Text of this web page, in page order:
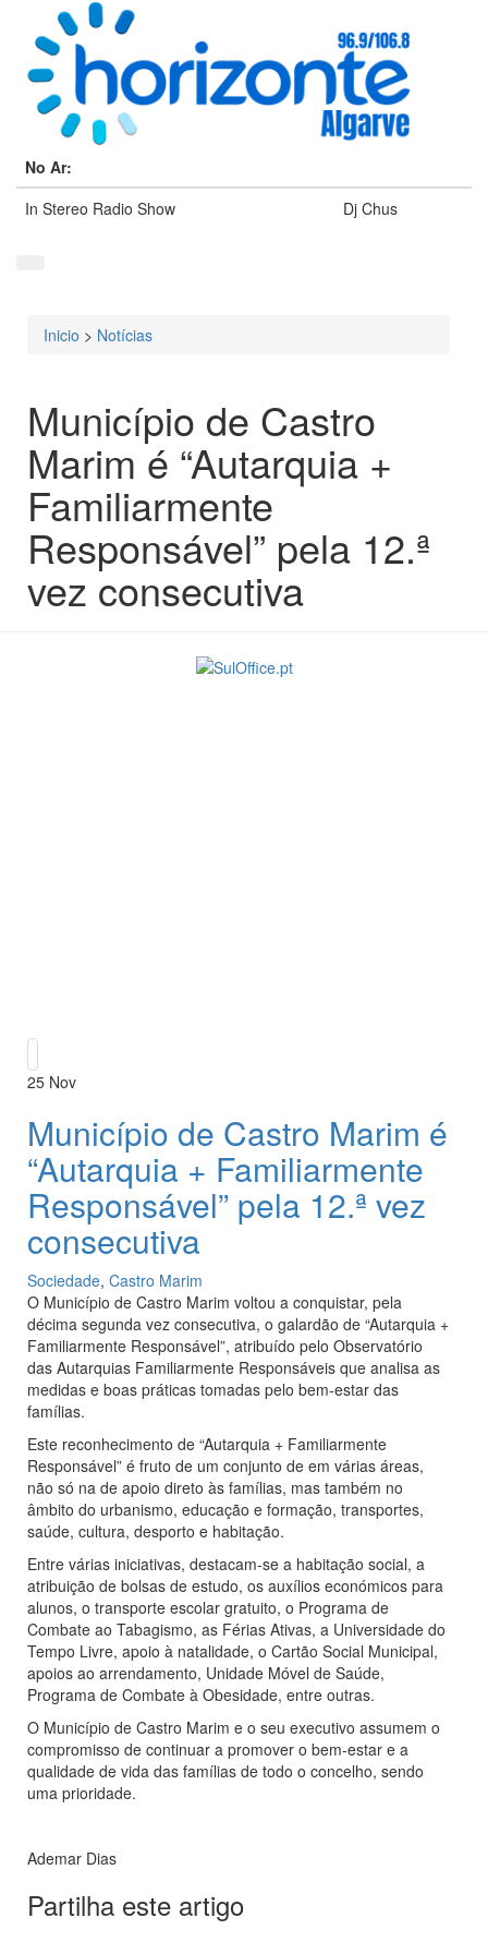
No Ar:
In Stereo Radio Show
Dj Chus
Está aqui
Inicio > Notícias
Município de Castro
Marim é “Autarquia +
Familiarmente
Responsável” pela 12.ª
vez consecutiva
25 Nov
Município de Castro Marim é
“Autarquia + Familiarmente
Responsável” pela 12.ª vez
consecutiva
Sociedade, Castro Marim
O Município de Castro Marim voltou a conquistar, pela
décima segunda vez consecutiva, o galardão de “Autarquia +
Familiarmente Responsável”, atribuído pelo Observatório
das Autarquias Familiarmente Responsáveis que analisa as
medidas e boas práticas tomadas pelo bem-estar das
famílias.
Este reconhecimento de “Autarquia + Familiarmente
Responsável” é fruto de um conjunto de em várias áreas,
não só na de apoio direto às famílias, mas também no
âmbito do urbanismo, educação e formação, transportes,
saúde, cultura, desporto e habitação.
Entre várias iniciativas, destacam-se a habitação social, a
atribuição de bolsas de estudo, os auxílios económicos para
alunos, o transporte escolar gratuito, o Programa de
Combate ao Tabagismo, as Férias Ativas, a Universidade do
Tempo Livre, apoio à natalidade, o Cartão Social Municipal,
apoios ao arrendamento, Unidade Móvel de Saúde,
Programa de Combate à Obesidade, entre outras.
O Município de Castro Marim e o seu executivo assumem o
compromisso de continuar a promover o bem-estar e a
qualidade de vida das famílias de todo o concelho, sendo
uma prioridade.
Ademar Dias
Partilha este artigo